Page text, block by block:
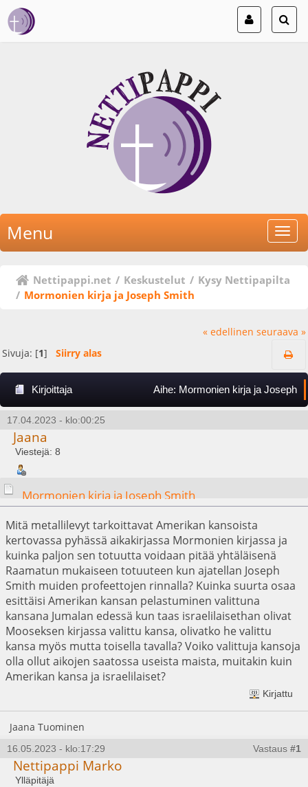
Menu
Nettipappi.net / Keskustelut / Kysy Nettipapilta
/ Mormonien kirja ja Joseph Smith
« edellinen seuraava »
Sivuja: [1] Siirry alas
Kirjoittaja
Aihe: Mormonien kirja ja Joseph
Smith (Luettu 8324 kertaa)
17.04.2023 - klo:00:25
Jaana
Viestejä: 8
Mormonien kirja ja Joseph Smith
Mitä metallilevyt tarkoittavat Amerikan kansoista
kertovassa pyhässä aikakirjassa Mormonien kirjassa ja
kuinka paljon sen totuutta voidaan pitää yhtäläisenä
Raamatun mukaiseen totuuteen kun ajatellan Joseph
Smith muiden profeettojen rinnalla? Kuinka suurta osaa
esittäisi Amerikan kansan pelastuminen valittuna
kansana Jumalan edessä kun taas israelilaisethan olivat
Mooseksen kirjassa valittu kansa, olivatko he valittu
kansa myös mutta toisella tavalla? Voiko valittuja kansoja
olla ollut aikojen saatossa useista maista, muitakin kuin
Amerikan kansa ja israelilaiset?
Kirjattu
Jaana Tuominen
16.05.2023 - klo:17:29 Vastaus #1
Nettipappi Marko
Ylläpitäjä